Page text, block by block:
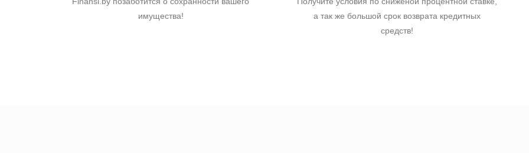
имущества!
а так же большой срок возврата кредитных
средств!